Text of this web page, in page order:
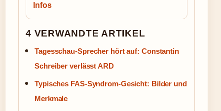
Infos
4 VERWANDTE ARTIKEL
Tagesschau-Sprecher hört auf: Constantin
Schreiber verlässt ARD
Typisches FAS-Syndrom-Gesicht: Bilder und
Merkmale